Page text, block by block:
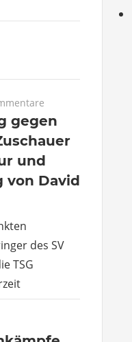
gegen
und
von David
des SV
TSG